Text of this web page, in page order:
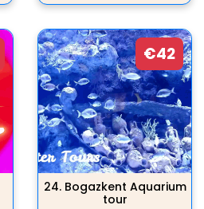
€42
24. Bogazkent Aquarium
tour